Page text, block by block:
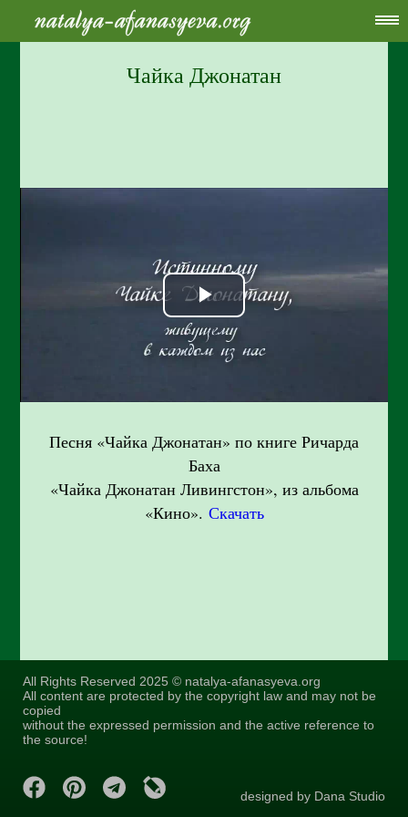
Чайка Джонатан
Play
Video
Песня «Чайка Джонатан» по книге Ричарда
Баха
«Чайка Джонатан Ливингстон», из альбома
«Кино». Скачать
All Rights Reserved 2025 © natalya-afanasyeva.org
All content are protected by the copyright law and may not be
copied
without the expressed permission and the active reference to
the source!
designed by Dana Studio